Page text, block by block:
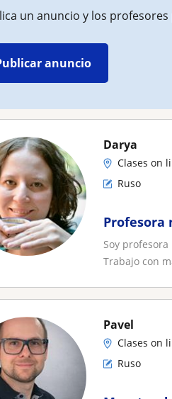
un anuncio y los
anuncio
Darya
Clases on
Ruso
Profesora
Soy
Trabajo con
Pavel
Clases on
Ruso